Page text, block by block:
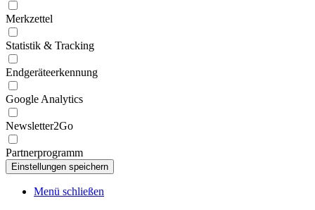
Merkzettel
Statistik & Tracking
Endgeräteerkennung
Google Analytics
Newsletter2Go
Partnerprogramm
Menü schließen